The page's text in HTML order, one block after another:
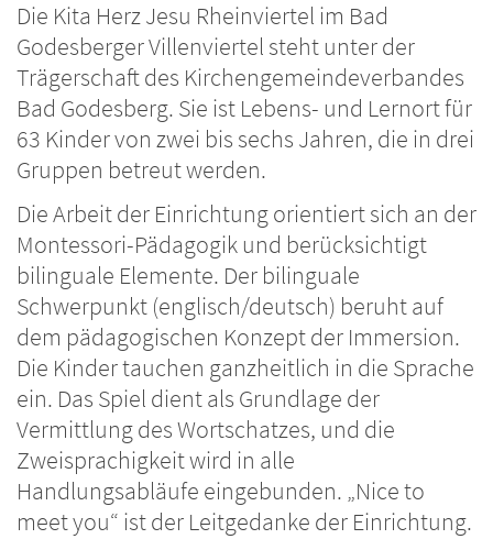
Die Kita Herz Jesu Rheinviertel im Bad
Godesberger Villenviertel steht unter der
Trägerschaft des Kirchengemeindeverbandes
Bad Godesberg. Sie ist Lebens- und Lernort für
63 Kinder von zwei bis sechs Jahren, die in drei
Gruppen betreut werden.
Die Arbeit der Einrichtung orientiert sich an der
Montessori-Pädagogik und berücksichtigt
bilinguale Elemente. Der bilinguale
Schwerpunkt (englisch/deutsch) beruht auf
dem pädagogischen Konzept der Immersion.
Die Kinder tauchen ganzheitlich in die Sprache
ein. Das Spiel dient als Grundlage der
Vermittlung des Wortschatzes, und die
Zweisprachigkeit wird in alle
Handlungsabläufe eingebunden. „Nice to
meet you“ ist der Leitgedanke der Einrichtung.